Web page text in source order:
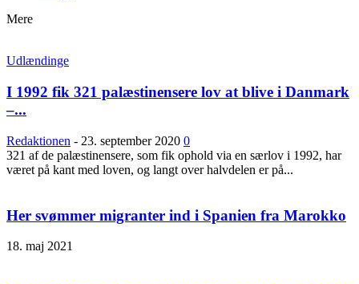
Mere
Udlændinge
I 1992 fik 321 palæstinensere lov at blive i Danmark
–...
Redaktionen - 23. september 2020 0
321 af de palæstinensere, som fik ophold via en særlov i 1992, har
været på kant med loven, og langt over halvdelen er på...
Her svømmer migranter ind i Spanien fra Marokko
18. maj 2021